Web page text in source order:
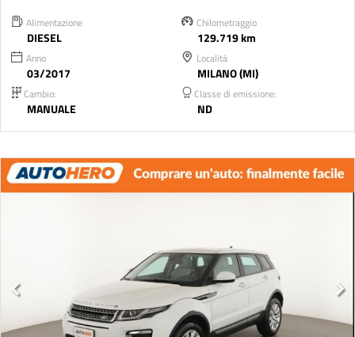
Alimentazione
DIESEL
Chilometraggio
129.719 km
Anno
03/2017
Località
MILANO (MI)
Cambio:
MANUALE
Classe di emissione:
ND